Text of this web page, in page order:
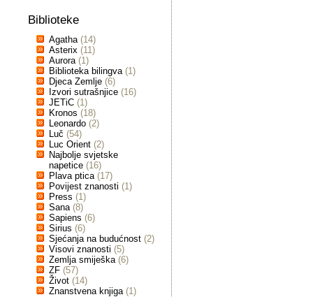
Biblioteke
Agatha (14)
Asterix (11)
Aurora (1)
Biblioteka bilingva (1)
Djeca Zemlje (6)
Izvori sutrašnjice (16)
JETiC (1)
Kronos (18)
Leonardo (2)
Luč (54)
Luc Orient (2)
Najbolje svjetske
napetice (16)
Plava ptica (17)
Povijest znanosti (1)
Press (1)
Sana (8)
Sapiens (6)
Sirius (6)
Sjećanja na budućnost (2)
Visovi znanosti (5)
Zemlja smiješka (6)
ZF (57)
Život (14)
Znanstvena knjiga (1)